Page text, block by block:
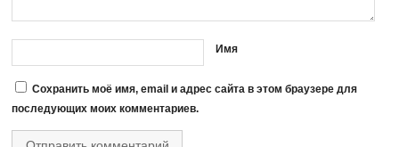
Имя
Сохранить моё имя, email и адрес сайта в этом браузере для
последующих моих комментариев.